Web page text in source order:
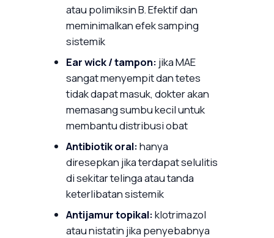
atau polimiksin B. Efektif dan
meminimalkan efek samping
sistemik
Ear wick / tampon: jika MAE
sangat menyempit dan tetes
tidak dapat masuk, dokter akan
memasang sumbu kecil untuk
membantu distribusi obat
Antibiotik oral:hanya
diresepkan jika terdapat selulitis
di sekitar telinga atau tanda
keterlibatan sistemik
Antijamur topikal:klotrimazol
atau nistatin jika penyebabnya